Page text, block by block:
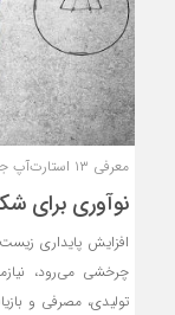
معرفی ۱۳ استارت‌آپ جهانی پایداری توسط مجمع جهانی اقتصاد
نوآوری برای
افزایش پایداری
چرخشی می‌رود،
تولیدی‏‏‌، مصرفی و